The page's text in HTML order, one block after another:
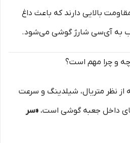
بالایی دارند که باعث داغ
به آی‌سی شارژ گوشی می‌شود.
از نظر متریال، شیلدینگ و سرعت
داخل جعبه گوشی است، «سر